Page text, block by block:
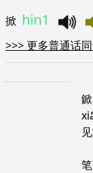
掀 hin1
>>>更多普通话
鍁